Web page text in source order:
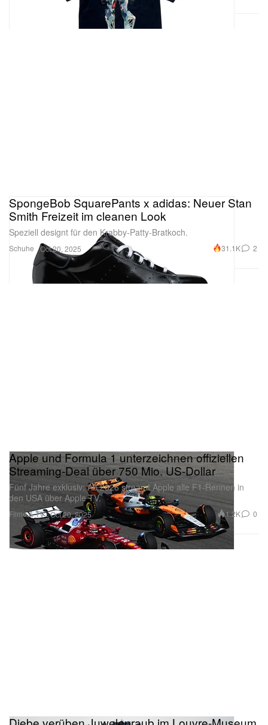
Schuhe
SpongeBob SquarePants x adidas: Neuer Stan
Smith Freizeit im cleanen Look
Speziell designt für den Krabby-Patty-Bratkoch.
Oct 20, 2025 31.1K 2
Filme & TV
Apple und Formula 1 unterzeichnen offiziellen
Streaming‑Deal über 750 Mio. US‑Dollar
Fünf Jahre exklusiv: Ab 2026 streamt Apple alle F1‑Rennen in
den USA über Apple TV.
Oct 20, 2025 1.2K 0